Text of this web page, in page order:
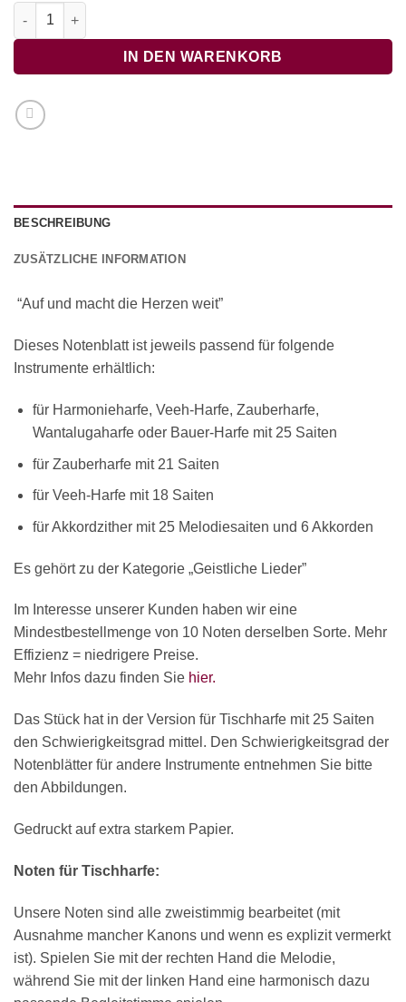
Auf und macht die Herzen weit Menge
IN DEN WARENKORB
BESCHREIBUNG
ZUSÄTZLICHE INFORMATION
“Auf und macht die Herzen weit”
Dieses Notenblatt ist jeweils passend für folgende
Instrumente erhältlich:
für Harmonieharfe, Veeh-Harfe, Zauberharfe,
Wantalugaharfe oder Bauer-Harfe mit 25 Saiten
für Zauberharfe mit 21 Saiten
für Veeh-Harfe mit 18 Saiten
für Akkordzither mit 25 Melodiesaiten und 6 Akkorden
Es gehört zu der Kategorie „Geistliche Lieder”
Im Interesse unserer Kunden haben wir eine
Mindestbestellmenge von 10 Noten derselben Sorte. Mehr
Effizienz = niedrigere Preise.
Mehr Infos dazu finden Sie hier.
Das Stück hat in der Version für Tischharfe mit 25 Saiten
den Schwierigkeitsgrad mittel. Den Schwierigkeitsgrad der
Notenblätter für andere Instrumente entnehmen Sie bitte
den Abbildungen.
Gedruckt auf extra starkem Papier.
Noten für Tischharfe:
Unsere Noten sind alle zweistimmig bearbeitet (mit
Ausnahme mancher Kanons und wenn es explizit vermerkt
ist). Spielen Sie mit der rechten Hand die Melodie,
während Sie mit der linken Hand eine harmonisch dazu